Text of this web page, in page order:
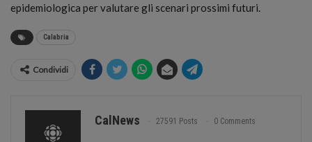
epidemiologica per valutare gli scenari prossimi futuri.
Calabria
Condividi
CalNews 27591 Posts 0 Comments